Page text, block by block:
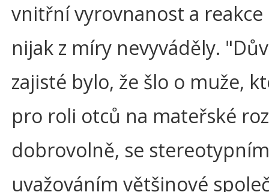
vnitřní vyrovnanost a reakce
nijak z míry nevyváděly.
zajisté bylo, že šlo o muže,
pro roli otců na mateřské
dobrovolně, se stereotypním
uvažováním většinové